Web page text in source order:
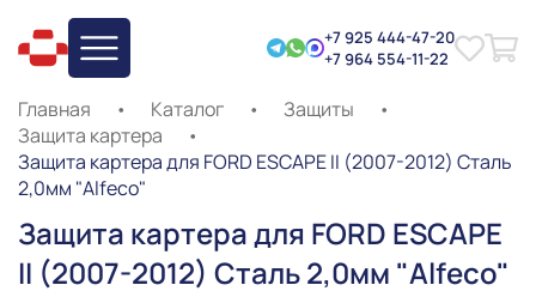
+7 925 444-47-20
+7 964 554-11-22
Главная • Каталог • Защиты
•
Защита картера
•
Защита картера для FORD ESCAPE II (2007-2012) Сталь
2,0мм "Alfeco"
Защита картера для FORD ESCAPE
II (2007-2012) Сталь 2,0мм "Alfeco"